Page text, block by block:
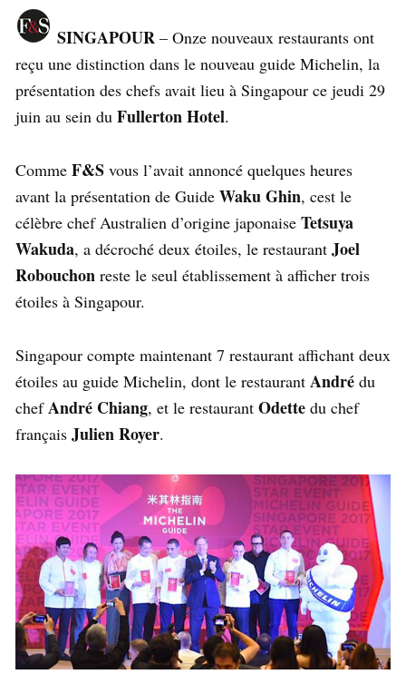
SINGAPOUR – Onze nouveaux restaurants ont
reçu une distinction dans le nouveau guide Michelin, la
présentation des chefs avait lieu à Singapour ce jeudi 29
juin au sein du Fullerton Hotel.
Comme F&S vous l’avait annoncé quelques heures
avant la présentation de Guide Waku Ghin, cest le
célèbre chef Australien d’origine japonaise Tetsuya
Wakuda, a décroché deux étoiles, le restaurant Joel
Robouchon reste le seul établissement à afficher trois
étoiles à Singapour.
Singapour compte maintenant 7 restaurant affichant deux
étoiles au guide Michelin, dont le restaurant André du
chefAndré Chiang, et le restaurant Odette du chef
français Julien Royer.